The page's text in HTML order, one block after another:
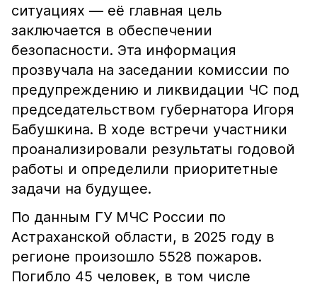
ситуациях — её главная цель
заключается в обеспечении
безопасности. Эта информация
прозвучала на заседании комиссии по
предупреждению и ликвидации ЧС под
председательством губернатора Игоря
Бабушкина. В ходе встречи участники
проанализировали результаты годовой
работы и определили приоритетные
задачи на будущее.
По данным ГУ МЧС России по
Астраханской области, в 2025 году в
регионе произошло 5528 пожаров.
Погибло 45 человек, в том числе